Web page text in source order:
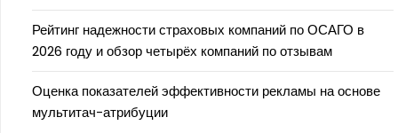
Рейтинг надежности страховых компаний по ОСАГО в
2026 году и обзор четырёх компаний по отзывам
Оценка показателей эффективности рекламы на основе
мультитач-атрибуции